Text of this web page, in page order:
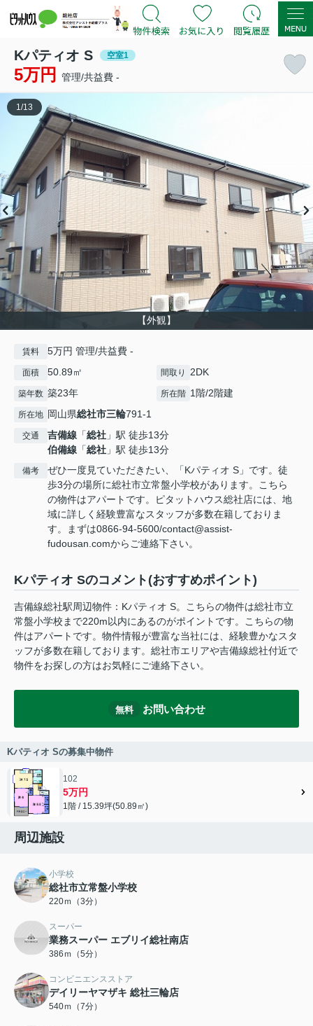
Kパティオ S 空室1
5万円 管理/共益費 -
【外観】
1 /13
賃料 5万円 管理/共益費 -
面積 50.89㎡ 間取り 2DK
築年数 築23年 所在階 1階/2階建
所在地 岡山県総社市三輪791-1
交通 吉備線 「総社 」駅 徒歩13分
伯備線 「総社 」駅 徒歩13分
備考
ぜひ一度見ていただきたい、「Kパティオ S」です。徒
歩3分の場所に総社市立常盤小学校があります。こちら
の物件はアパートです。ピタットハウス総社店には、地
域に詳しく経験豊富なスタッフが多数在籍しておりま
す。まずは0866-94-5600/contact@assist-
fudousan.comからご連絡下さい。
Kパティオ Sのコメント(おすすめポイント)
吉備線総社駅周辺物件：Kパティオ S。こちらの物件は総社市立
常盤小学校まで220m以内にあるのがポイントです。こちらの物
件はアパートです。物件情報が豊富な当社には、経験豊かなスタ
ッフが多数在籍しております。総社市エリアや吉備線総社付近で
物件をお探しの方はお気軽にご連絡下さい。
無料 お問い合わせ
Kパティオ Sの募集中物件
102
5万円
1階 / 15.39坪(50.89㎡)
周辺施設
小学校
総社市立常盤小学校
220ｍ（3分）
スーパー
業務スーパー エブリイ総社南店
386ｍ（5分）
コンビニエンスストア
デイリーヤマザキ 総社三輪店
540ｍ（7分）